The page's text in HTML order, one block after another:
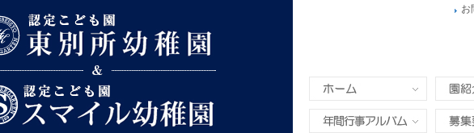
お
園紹介